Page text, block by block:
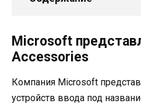
Microsoft
Accessories
Компания Microsoft
устройств ввода под